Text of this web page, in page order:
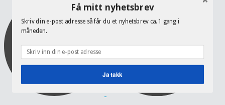
Få mitt nyhetsbrev
Skriv din e-post adresse så får du et nyhetsbrev ca. 1 gang i
måneden.
Ja takk